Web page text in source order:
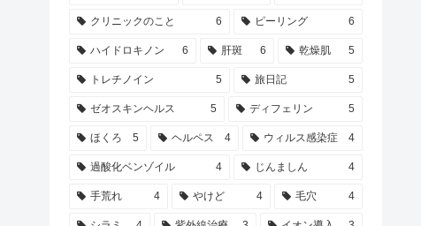
クリニックのこと 6 ピーリング 6
ハイドロキノン 6 肝斑 6 乾燥肌 5
トレチノイン 5 旅日記 5
ゼオスキンヘルス 5 ディフェリン 5
ほくろ 5 ヘルペス 4 ウィルス感染症 4
過酸化ベンゾイル 4 じんましん 4
手荒れ 4 やけど 4 毛穴 4